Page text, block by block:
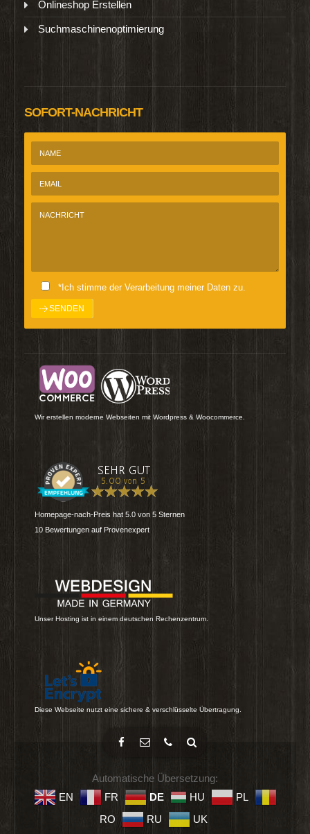
Onlineshop Erstellen
Suchmaschinenoptimierung
SOFORT-NACHRICHT
*Ich stimme der Verarbeitung meiner Daten zu.
Wir erstellen moderne Webseiten mit Wordpress & Woocommerce.
Homepage-nach-Preis hat 5.0 von 5 Sternen
10 Bewertungen auf Provenexpert
Unser Hosting ist in einem deutschen Rechenzentrum.
Diese Webseite nutzt eine sichere & verschlüsselte Übertragung.
Automatische Übersetzung:
EN
FR DE HU
PL
RO
RU UK